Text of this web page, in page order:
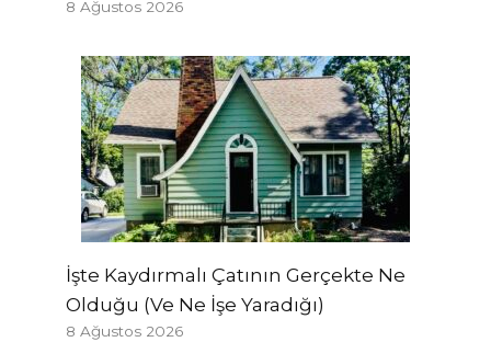
8 Ağustos 2026
İşte Kaydırmalı Çatının Gerçekte Ne
Olduğu (Ve Ne İşe Yaradığı)
8 Ağustos 2026